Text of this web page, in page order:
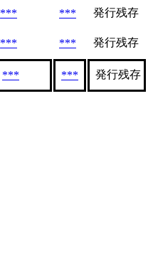
*** ***
発行残存
*** *** 発行残存
*** *** 発行残存